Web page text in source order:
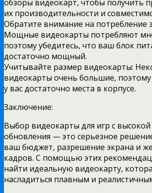
обзоры видеокарт, чтобы получить
их производительности и
Обратите внимание на потребление
Мощные видеокарты потребляют
поэтому убедитесь, что ваш блок
достаточно мощный.
Учитывайте размер видеокарты:
видеокарты очень большие, поэтому
у вас достаточно места в корпусе.
Заключение:
Выбор видеокарты для игр с высокой
обновления — это серьезное
ваш бюджет, разрешение экрана и
кадров. С помощью этих
найти идеальную видеокарту,
насладиться плавным и